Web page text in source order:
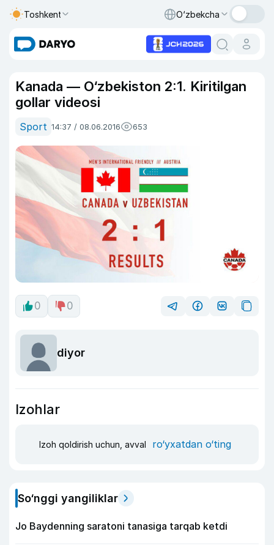
Toshkent O‘zbekcha
Kanada — O‘zbekiston 2:1. Kiritilgan
gollar videosi
Sport 14:37 / 08.06.2016 653
0 0
diyor
Izohlar
Izoh qoldirish uchun, avval ro‘yxatdan o‘ting
So‘nggi yangiliklar
Jo Baydenning saratoni tanasiga tarqab ketdi